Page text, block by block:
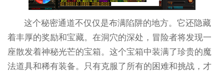
这个秘密通道不仅仅是布满陷阱的地方。它还隐藏
着丰厚的奖励和宝藏。在洞穴的深处，冒险者将发现一
座散发着神秘光芒的宝箱。这个宝箱中装满了珍贵的魔
法道具和稀有装备。只有克服了所有的困难和挑战，才